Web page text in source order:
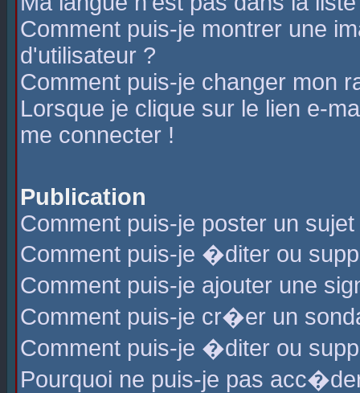
Comment puis-je montrer une
d'utilisateur ?
Comment puis-je changer mon
Lorsque je clique sur le lien e-
me connecter !
Publication
Comment puis-je poster un
Comment puis-je �diter ou
Comment puis-je ajouter une
Comment puis-je cr�er un
Comment puis-je �diter ou
Pourquoi ne puis-je pas